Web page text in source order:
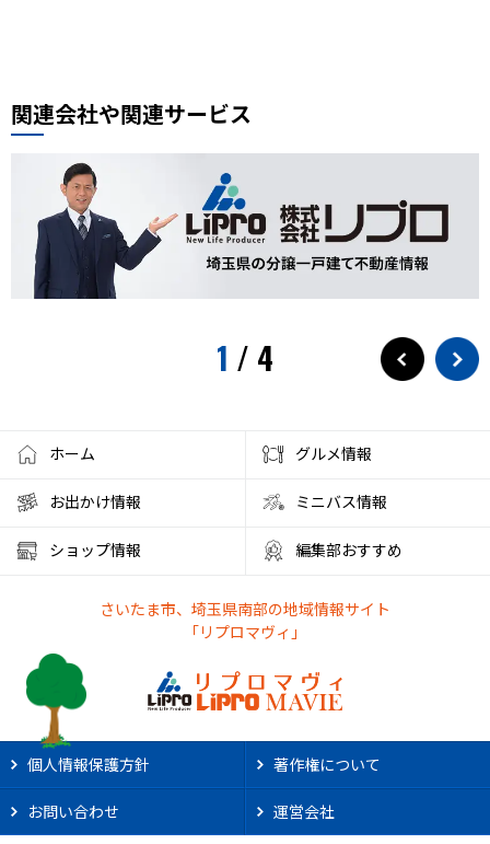
関連会社や関連サービス
1 / 4
ホーム グルメ情報
お出かけ情報 ミニバス情報
ショップ情報 編集部おすすめ
さいたま市、埼玉県南部の地域情報サイト
「リプロマヴィ」
個人情報保護方針 著作権について
お問い合わせ 運営会社